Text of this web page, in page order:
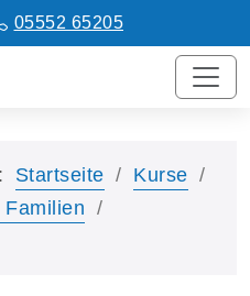
05552 65205
Startseite
Kurse